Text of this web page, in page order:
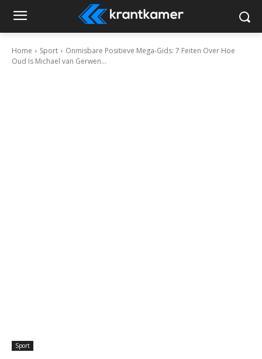
Home Sport
Onmisbare Positieve Mega-Gids: 7 Feiten Over Hoe
Oud Is Michael van Gerwen...
Sport